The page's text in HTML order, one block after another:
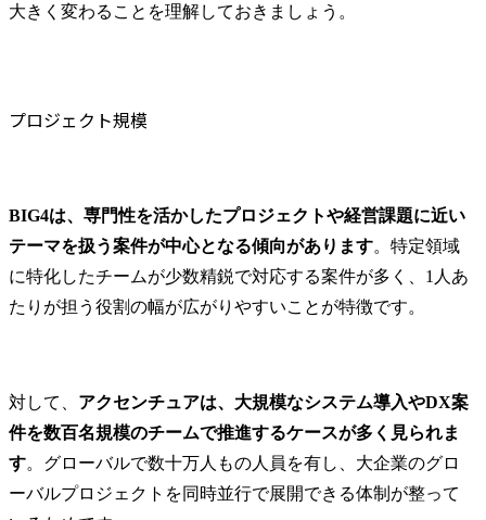
大きく変わることを理解しておきましょう。
プロジェクト規模
BIG4は、専門性を活かしたプロジェクトや経営課題に近い
テーマを扱う案件が中心となる傾向があります。特定領域
に特化したチームが少数精鋭で対応する案件が多く、1人あ
たりが担う役割の幅が広がりやすいことが特徴です。
対して、 アクセンチュアは、大規模なシステム導入やDX案
件を数百名規模のチームで推進するケースが多く見られま
す。グローバルで数十万人もの人員を有し、大企業のグロ
ーバルプロジェクトを同時並行で展開できる体制が整って